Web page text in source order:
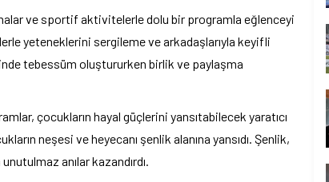
ve sportif aktivitelerle dolu bir programla eğlenceyi
yeteneklerini sergileme ve arkadaşlarıyla keyifli
tebessüm oluştururken birlik ve paylaşma
çocukların hayal güçlerini yansıtabilecek yaratıcı
neşesi ve heyecanı şenlik alanına yansıdı. Şenlik,
anılar kazandırdı.